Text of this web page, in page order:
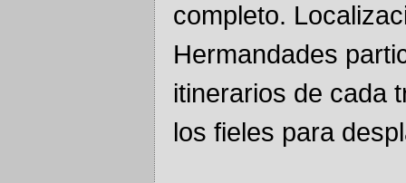
completo.
Hermandades
itinerarios de cada
los fieles para